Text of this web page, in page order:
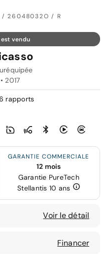
/ 26048032O / R
vendu
2017
rapports
GARANTIE COMMERCIALE
12 mois
Garantie PureTech
Stellantis 10 ans
Voir le détail
Financer